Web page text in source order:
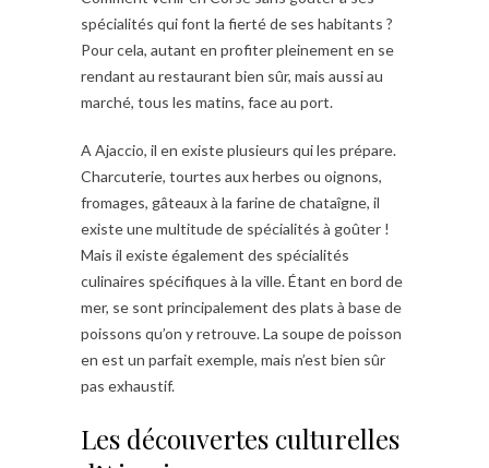
spécialités qui font la fierté de ses habitants ?
Pour cela, autant en profiter pleinement en se
rendant au restaurant bien sûr, mais aussi au
marché, tous les matins, face au port.
A Ajaccio, il en existe plusieurs qui les prépare.
Charcuterie, tourtes aux herbes ou oignons,
fromages, gâteaux à la farine de chataîgne, il
existe une multitude de spécialités à goûter !
Mais il existe également des spécialités
culinaires spécifiques à la ville. Étant en bord de
mer, se sont principalement des plats à base de
poissons qu’on y retrouve. La soupe de poisson
en est un parfait exemple, mais n’est bien sûr
pas exhaustif.
Les découvertes culturelles